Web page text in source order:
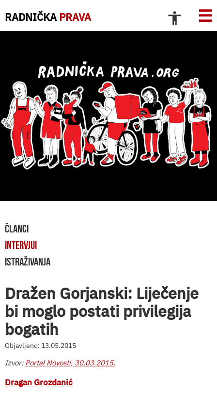
RADNIČKA PRAVA ☰
ČLANCI
INTERVJUI
ISTRAŽIVANJA
Dražen Gorjanski: Liječenje
bi moglo postati privilegija
bogatih
Objavljeno: 13.05.2015
Izvor: Portal Novosti, 30.03.2015.
Dragan Grozdanić